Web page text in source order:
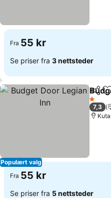
Fra 55 kr
Se priser fra 3 nettsteder
Populært valg
Del
1
7,3
Kuta
Fra 55 kr
Se priser fra 5 nettsteder